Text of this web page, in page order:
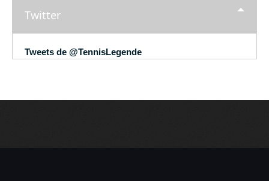
Twitter
Tweets de @TennisLegende